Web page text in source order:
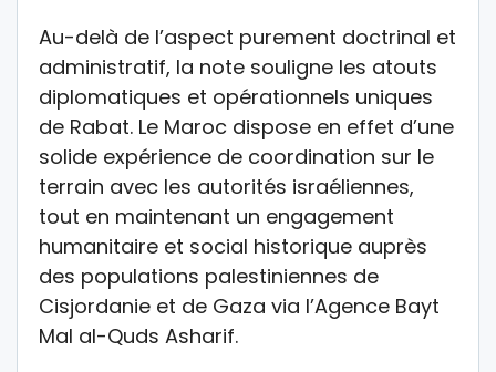
Au-delà de l’aspect purement doctrinal et
administratif, la note souligne les atouts
diplomatiques et opérationnels uniques
de Rabat. Le Maroc dispose en effet d’une
solide expérience de coordination sur le
terrain avec les autorités israéliennes,
tout en maintenant un engagement
humanitaire et social historique auprès
des populations palestiniennes de
Cisjordanie et de Gaza via l’Agence Bayt
Mal al-Quds Asharif.